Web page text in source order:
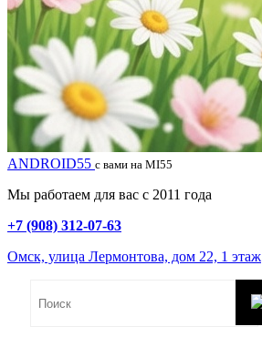
ANDROID55 с вами на MI55
Мы работаем для вас с 2011 года
+7 (908) 312-07-63
Омск, улица Лермонтова, дом 22, 1 этаж